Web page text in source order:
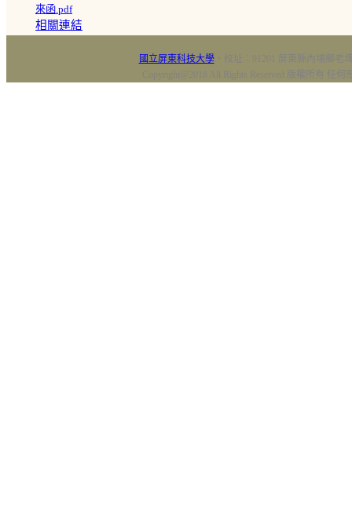
來函.pdf
相關連結
國立屏東科技大學‧校址：91201 屏東縣內埔鄉老